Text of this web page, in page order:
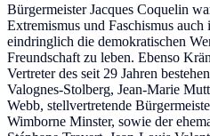
Bürgermeister Jacques Coquelin
Extremismus und Faschismus
eindringlich die demokratischen
Freundschaft zu leben. Ebenso
Vertreter des seit 29 Jahren
Valognes-Stolberg, Jean-Marie
Webb, stellvertretende
Wimborne Minster, sowie der